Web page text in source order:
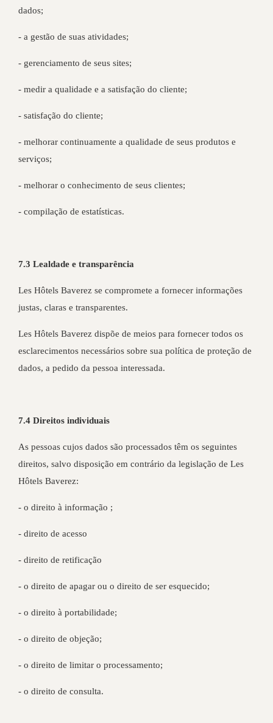
dados;
- a gestão de suas atividades;
- gerenciamento de seus sites;
- medir a qualidade e a satisfação do cliente;
- satisfação do cliente;
- melhorar continuamente a qualidade de seus produtos e
serviços;
- melhorar o conhecimento de seus clientes;
- compilação de estatísticas.
7.3 Lealdade e transparência
Les Hôtels Baverez se compromete a fornecer informações
justas, claras e transparentes.
Les Hôtels Baverez dispõe de meios para fornecer todos os
esclarecimentos necessários sobre sua política de proteção de
dados, a pedido da pessoa interessada.
7.4 Direitos individuais
As pessoas cujos dados são processados têm os seguintes
direitos, salvo disposição em contrário da legislação de Les
Hôtels Baverez:
- o direito à informação ;
- direito de acesso
- direito de retificação
- o direito de apagar ou o direito de ser esquecido;
- o direito à portabilidade;
- o direito de objeção;
- o direito de limitar o processamento;
- o direito de consulta.